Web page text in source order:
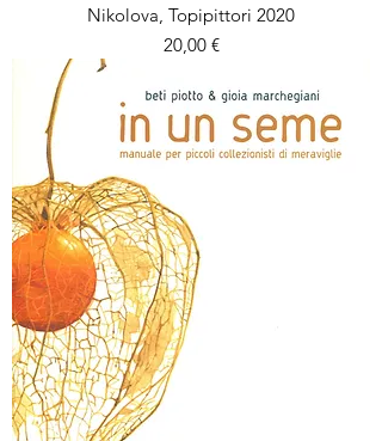
Nikolova, Topipittori 2020
Prezzo
20,00 €